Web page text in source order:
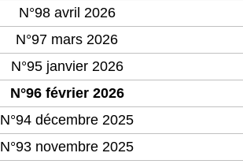
N°98 avril 2026
N°97 mars 2026
N°95 janvier 2026
N°96 février 2026
N°94 décembre 2025
N°93 novembre 2025